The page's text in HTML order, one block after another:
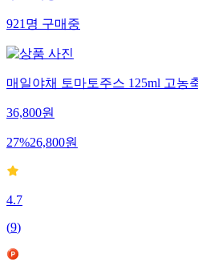
921명구매중
매일야채 토마토주스 125ml 고농
36,800원
27%26,800원
4.7
(9)